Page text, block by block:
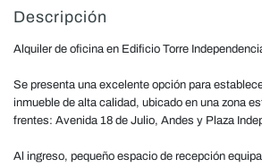
Descripción
Alquiler de oficina en Edificio Torre
Se presenta una excelente opción para
inmueble de alta calidad, ubicado en una zona
frentes: Avenida 18 de Julio, Andes y Plaza
Al ingreso, pequeño espacio de recepción